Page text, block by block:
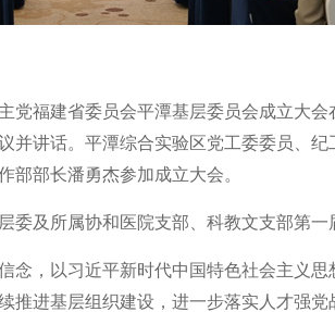
党福建省委员会平潭基层委员会成立大会
并讲话。平潭综合实验区党工委委员、纪
部部长潘勇杰参加成立大会。
委及所属协和医院支部、科教文支部第一
念，以习近平新时代中国特色社会主义思
推进基层组织建设，进一步落实人才强党